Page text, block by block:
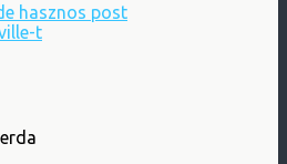
hasznos post
t